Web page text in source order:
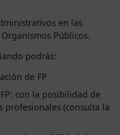
en las
Públicos.
podrás:
de FP
con la posibilidad de
profesionales (consulta la